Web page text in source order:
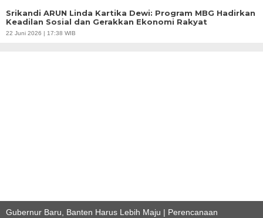
Srikandi ARUN Linda Kartika Dewi: Program MBG Hadirkan
Keadilan Sosial dan Gerakkan Ekonomi Rakyat
22 Juni 2026 | 17:38 WIB
Gubernur Baru, Banten Harus Lebih Maju | Perencanaan